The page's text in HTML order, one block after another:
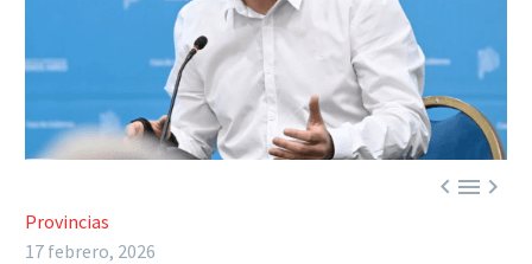

Provincias
17 febrero, 2026